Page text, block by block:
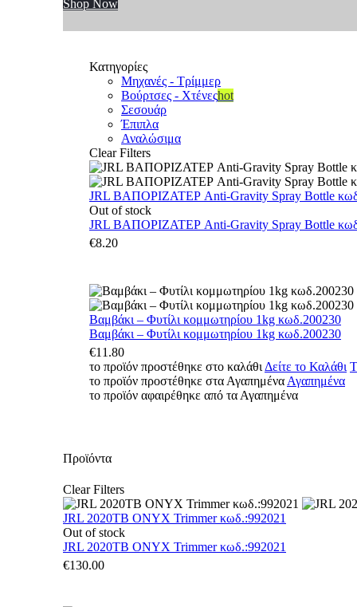
Shop Now
Κατηγορίες
Μηχανές - Τρίμμερ
Βούρτσες - Χτένεςhot
Σεσουάρ
Έπιπλα
Αναλώσιμα
Clear Filters
JRL ΒΑΠΟΡΙΖΑΤΕΡ Anti-Gravity Spray Bottle
Out of stock
JRL ΒΑΠΟΡΙΖΑΤΕΡ Anti-Gravity Spray Bottle
€8.20
Βαμβάκι – Φυτίλι κομμωτηρίου 1kg κωδ.200230
Βαμβάκι – Φυτίλι κομμωτηρίου 1kg κωδ.200230
€11.80
το προϊόν προστέθηκε στο καλάθι Δείτε το Καλάθι
το προϊόν προστέθηκε στα Αγαπημένα Αγαπημένα
το προϊόν αφαιρέθηκε από τα Αγαπημένα
Προϊόντα
Clear Filters
JRL 2020TB ONYX Trimmer κωδ.:992021
Out of stock
JRL 2020TB ONYX Trimmer κωδ.:992021
€130.00